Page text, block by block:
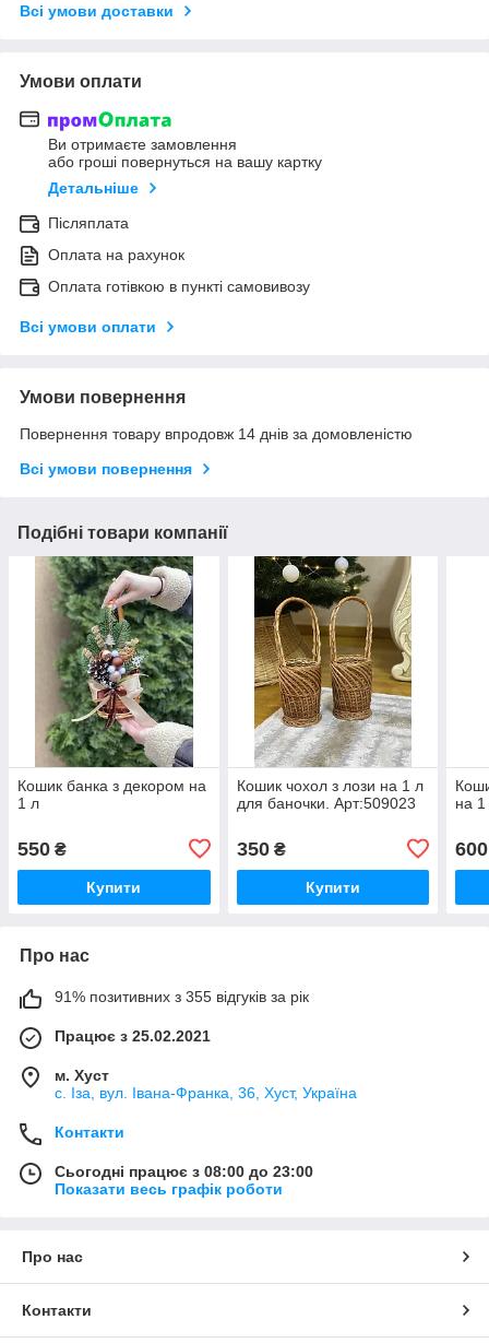
Всі умови доставки
Умови оплати
Ви отримаєте замовлення
або гроші повернуться на вашу картку
Детальніше
Післяплата
Оплата на рахунок
Оплата готівкою в пункті самовивозу
Всі умови оплати
Умови повернення
Повернення товару впродовж 14 днів за домовленістю
Всі умови повернення
Подібні товари компанії
Кошик банка з декором на
1 л
550 ₴
Купити
Кошик чохол з лози на 1 л
для баночки. Арт:509023
350₴
Купити
на 1
600
Про нас
91% позитивних з 355 відгуків за рік
Працює з 25.02.2021
м. Хуст
с. Іза, вул. Івана-Франка, 36, Хуст, Україна
Контакти
Сьогодні працює з 08:00 до 23:00
Показати весь графік роботи
Про нас
Контакти